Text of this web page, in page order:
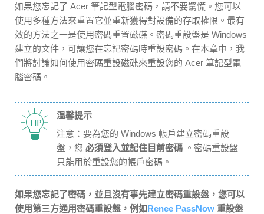
如果您忘記了 Acer 筆記型電腦密碼，請不要驚慌。您可以
使用多種方法來重置它並重新獲得對設備的存取權限。最有
效的方法之一是使用密碼重置磁碟。密碼重設盤是 Windows
建立的文件，可讓您在忘記密碼時重設密碼。在本章中，我
們將討論如何使用密碼重設磁碟來重設您的 Acer 筆記型電
腦密碼。
溫馨提示
注意：要為您的 Windows 帳戶建立密碼重設
盤，您 必須登入並記住目前密碼 。密碼重設盤
只能用於重設您的帳戶密碼。
如果您忘記了密碼，並且沒有事先建立密碼重設盤，您可以
使用第三方通用密碼重設盤，例如Renee PassNow 重設盤